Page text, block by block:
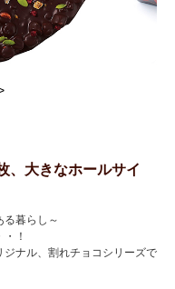
、大きなホールサイ
る暮らし～
！
ナル、割れチョコシリーズで